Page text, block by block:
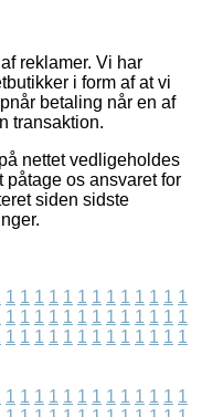
reklamer. Vi har
i form af at vi
betaling når en af
transaktion.
nettet vedligeholdes
os ansvaret for
siden sidste
1 1 1 1 1 1 1 1 1 1 1 1 1
1 1 1 1 1 1 1 1 1 1 1 1 1
1 1 1 1 1 1 1 1 1 1 1 1 1
1 1 1 1 1 1 1 1 1 1 1 1 1